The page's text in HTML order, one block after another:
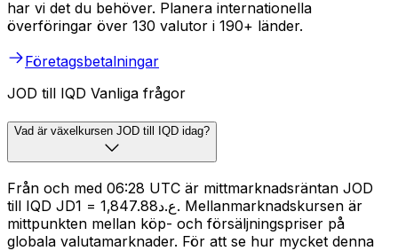
har vi det du behöver. Planera internationella
överföringar över 130 valutor i 190+ länder.
Företagsbetalningar
JOD till IQD Vanliga frågor
Vad är växelkursen JOD till IQD idag?
Från och med 06:28 UTC är mittmarknadsräntan JOD
till IQD JD1 = ع.د1,847.88. Mellanmarknadskursen är
mittpunkten mellan köp- och försäljningspriser på
globala valutamarknader. För att se hur mycket denna